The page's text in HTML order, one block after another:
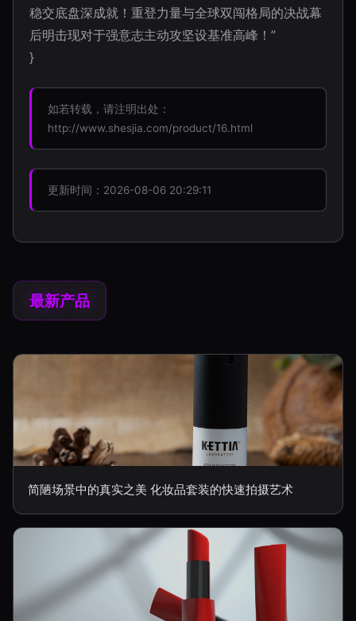
稳交底盘深成就！重登力量与全球双闯格局的决战幕
后明击现对于强意志主动攻坚设基准高峰！”
}
如若转载，请注明出处：
http://www.shesjia.com/product/16.html
更新时间：2026-08-06 20:29:11
最新产品
简陋场景中的真实之美 化妆品套装的快速拍摄艺术